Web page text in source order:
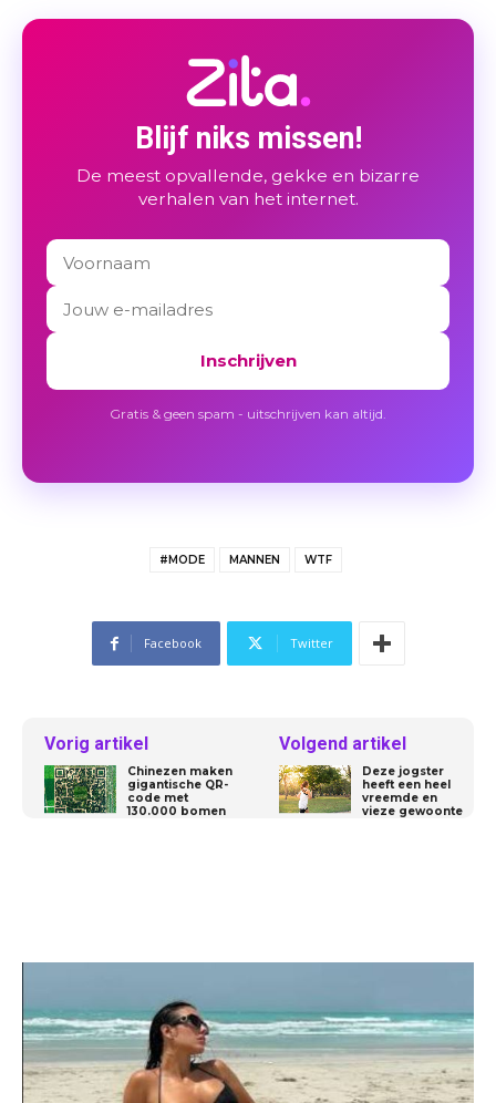
Blijf niks missen!
De meest opvallende, gekke en bizarre
verhalen van het internet.
Inschrijven
Gratis & geen spam - uitschrijven kan altijd.
#MODE MANNEN WTF
Facebook Twitter
Vorig artikel
Chinezen maken
gigantische QR-
code met
130.000 bomen
Volgend artikel
Deze jogster
heeft een heel
vreemde en
vieze gewoonte